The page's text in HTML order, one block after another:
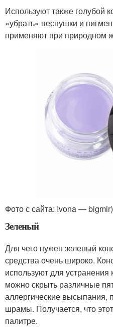
Используют также голубой
«убрать» веснушки и
применяют при природном
Фото с сайта: Ivona —
Зеленый
Для чего нужен зеленый
средства очень широко.
используют для
можно скрыть различные
аллергические
шрамы. Получается, что
палитре.